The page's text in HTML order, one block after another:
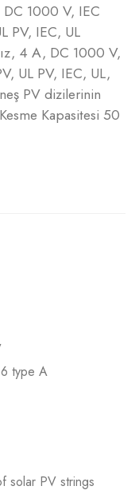
DC 1000 V, IEC
PV, IEC, UL
4 A, DC 1000 V,
UL PV, IEC, UL,
PV dizilerinin
Kapasitesi 50
type A
solar PV strings